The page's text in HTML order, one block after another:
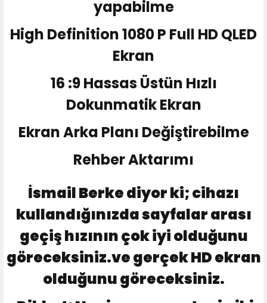
yapabilme
High Definition 1080 P Full HD QLED
Ekran
16 :9 Hassas Üstün Hızlı
Dokunmatik Ekran
Ekran Arka Planı Değiştirebilme
Rehber Aktarımı
İsmail Berke diyor ki; cihazı
kullandığınızda sayfalar arası
geçiş hızının çok iyi olduğunu
göreceksiniz.ve gerçek HD ekran
olduğunu göreceksiniz.